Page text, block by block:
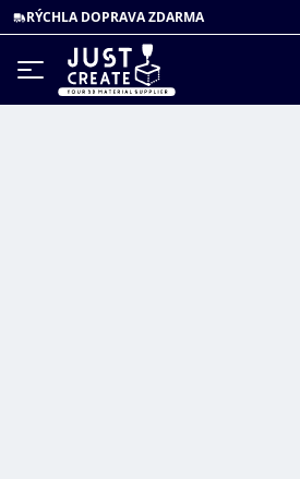
RÝCHLA DOPRAVA ZDARMA